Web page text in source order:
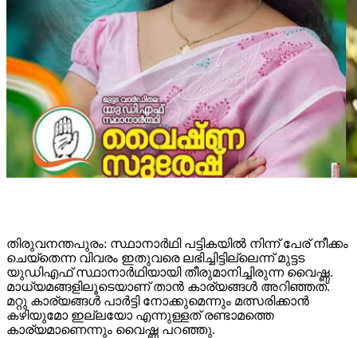
തിരുവനന്തപുരം: സ്ഥാനാര്‍ഥി പട്ടികയില്‍ നിന്ന് പേര് നീക്കം
ചെയ്‌തെന്ന വിവരം ഇതുവരെ ലഭിച്ചിട്ടില്ലെന്ന് മുട്ടട
യുഡിഎഫ് സ്ഥാനാര്‍ഥിയായി തീരുമാനിച്ചിരുന്ന വൈഷ്ണ.
മാധ്യമങ്ങളിലൂടെയാണ് താന്‍ കാര്യങ്ങള്‍ അറിഞ്ഞത്.
മറ്റു കാര്യങ്ങള്‍ പാര്‍ട്ടി നോക്കുമെന്നും മത്സരിക്കാന്‍
കഴിയുമോ ഇല്ലയോ എന്നുള്ളത് രണ്ടാമത്തെ
കാര്യമാണെന്നും വൈഷ്ണ പറഞ്ഞു.